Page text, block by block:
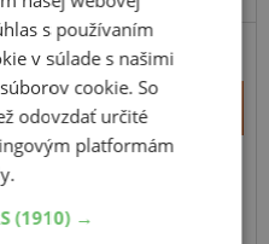
+
–
budúci prac. deň
20 ks.
s používaním
v súlade s našimi
cookie. So
odovzdať určité
platformám
(1910) →